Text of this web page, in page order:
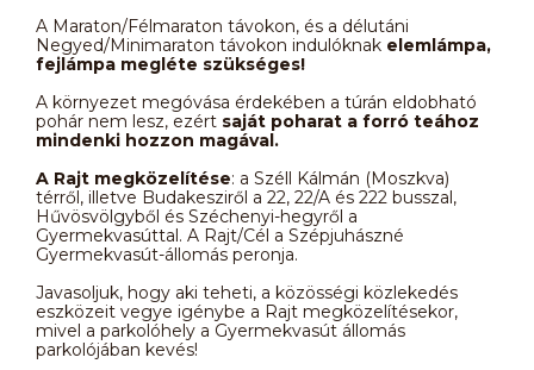
A Maraton/Félmaraton távokon, és a délutáni
Negyed/Minimaraton távokon indulóknak elemlámpa,
fejlámpa megléte szükséges!
A környezet megóvása érdekében a túrán eldobható
pohár nem lesz, ezért saját poharat a forró teához
mindenki hozzon magával.
A Rajt megközelítése: a Széll Kálmán (Moszkva)
térről, illetve Budakesziről a 22, 22/A és 222 busszal,
Hűvösvölgyből és Széchenyi-hegyről a
Gyermekvasúttal. A Rajt/Cél a Szépjuhászné
Gyermekvasút-állomás peronja.
Javasoljuk, hogy aki teheti, a közösségi közlekedés
eszközeit vegye igénybe a Rajt megközelítésekor,
mivel a parkolóhely a Gyermekvasút állomás
parkolójában kevés!